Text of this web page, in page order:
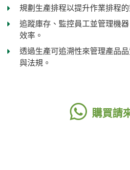
規劃生產排程以提升作業排程的
追蹤庫存、監控員工並管理機
效率。
透過生產可追溯性來管理產品
與法規。
購買請